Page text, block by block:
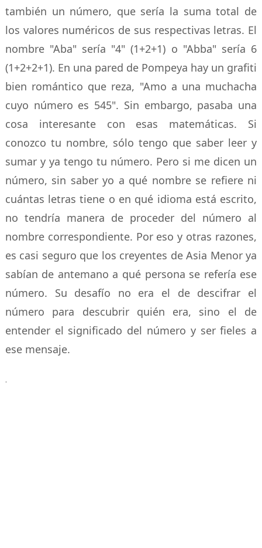
también un número, que sería la suma total de
los valores numéricos de sus respectivas letras. El
nombre "Aba" sería "4" (1+2+1) o "Abba" sería 6
(1+2+2+1). En una pared de Pompeya hay un grafiti
bien romántico que reza, "Amo a una muchacha
cuyo número es 545". Sin embargo, pasaba una
cosa interesante con esas matemáticas. Si
conozco tu nombre, sólo tengo que saber leer y
sumar y ya tengo tu número. Pero si me dicen un
número, sin saber yo a qué nombre se refiere ni
cuántas letras tiene o en qué idioma está escrito,
no tendría manera de proceder del número al
nombre correspondiente. Por eso y otras razones,
es casi seguro que los creyentes de Asia Menor ya
sabían de antemano a qué persona se refería ese
número. Su desafío no era el de descifrar el
número para descubrir quién era, sino el de
entender el significado del número y ser fieles a
ese mensaje.
.